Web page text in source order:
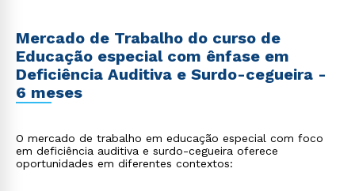
Mercado de Trabalho do curso de
Educação especial com ênfase em
Deficiência Auditiva e Surdo-cegueira -
6 meses
O mercado de trabalho em educação especial com foco
em deficiência auditiva e surdo-cegueira oferece
oportunidades em diferentes contextos: